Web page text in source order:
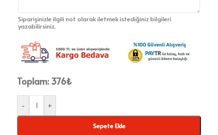
Siparişinizle ilgili not olarak iletmek istediğiniz bilgileri
yazabilirsiniz.
Toplam: 376₺
- +
Sepete Ekle